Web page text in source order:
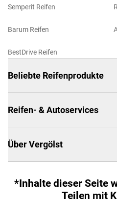
Semperit Reifen
Barum Reifen
BestDrive Reifen
Beliebte Reifenprodukte
Reifen- & Autoservices
Über Vergölst
*Inhalte dieser Seite
Teilen mit